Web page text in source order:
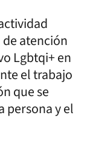
atención
Lgbtqi+ en
el trabajo
que se
persona y el